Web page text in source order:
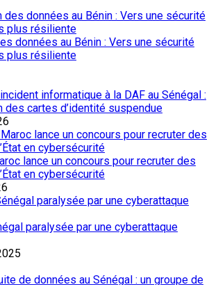
données au Bénin : Vers une sécurité
plus résiliente
informatique à la DAF au Sénégal :
des cartes d’identité suspendue
lance un concours pour recruter des
en cybersécurité
paralysée par une cyberattaque
de données au Sénégal : un groupe de